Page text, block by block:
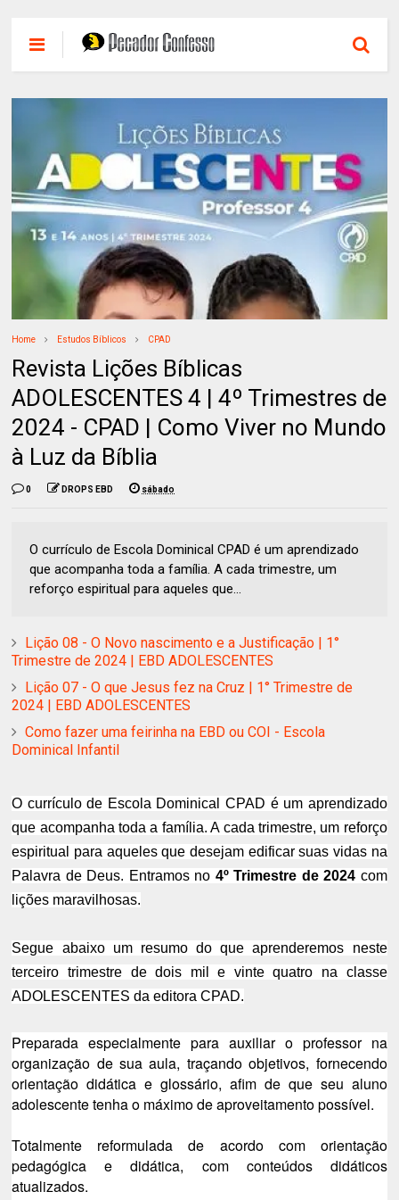
Home Estudos Bíblicos CPAD
Revista Lições Bíblicas
ADOLESCENTES 4 | 4º Trimestres de
2024 - CPAD | Como Viver no Mundo
à Luz da Bíblia
0 DROPS EBD sábado
O currículo de Escola Dominical CPAD é um aprendizado
que acompanha toda a família. A cada trimestre, um
reforço espiritual para aqueles que...
Lição 08 - O Novo nascimento e a Justificação | 1°
Trimestre de 2024 | EBD ADOLESCENTES
Lição 07 - O que Jesus fez na Cruz | 1° Trimestre de
2024 | EBD ADOLESCENTES
Como fazer uma feirinha na EBD ou COI - Escola
Dominical Infantil
O currículo de Escola Dominical CPAD é um aprendizado
que acompanha toda a família. A cada trimestre, um reforço
espiritual para aqueles que desejam edificarsuas vidas na
Palavra de Deus. Entramos no 4º Trimestre de 2024 com
lições maravilhosas.
Segue abaixo um resumo do que aprenderemos neste
terceiro trimestre de dois mil e vinte quatro na classe
ADOLESCENTES da editora CPAD.
Preparada especialmente para auxiliar o professor na
organização de sua aula, traçando objetivos, fornecendo
orientação didática e glossário, afim de que seu aluno
adolescente tenha o máximo de aproveitamento possível.
Totalmente reformulada de acordo com orientação
pedagógica e didática, com conteúdos didáticos
atualizados.